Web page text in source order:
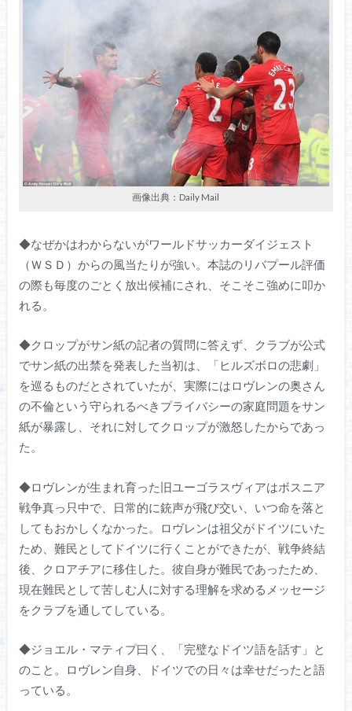
画像出典：Daily Mail
◆なぜかはわからないがワールドサッカーダイジェスト
（ＷＳＤ）からの風当たりが強い。本誌のリバプール評価
の際も毎度のごとく放出候補にされ、そこそこ強めに叩か
れる。
◆クロップがサン紙の記者の質問に答えず、クラブが公式
でサン紙の出禁を発表した当初は、「ヒルズボロの悲劇」
を巡るものだとされていたが、実際にはロヴレンの奥さん
の不倫という守られるべきプライバシーの家庭問題をサン
紙が暴露し、それに対してクロップが激怒したからであっ
た。
◆ロヴレンが生まれ育った旧ユーゴラスヴィアはボスニア
戦争真っ只中で、日常的に銃声が飛び交い、いつ命を落と
してもおかしくなかった。ロヴレンは祖父がドイツにいた
ため、難民としてドイツに行くことができたが、戦争終結
後、クロアチアに移住した。彼自身が難民であったため、
現在難民として苦しむ人に対する理解を求めるメッセージ
をクラブを通してしている。
◆ジョエル・マティプ曰く、「完璧なドイツ語を話す」と
のこと。ロヴレン自身、ドイツでの日々は幸せだったと語
っている。